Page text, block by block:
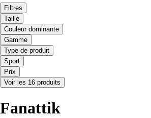
Filtres
Taille
Couleur dominante
Gamme
Type de produit
Sport
Prix
Voir les 16 produits
Fanattik